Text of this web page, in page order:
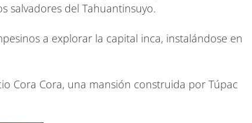
salvadores del Tahuantinsuyo.
a explorar la capital inca, instalándose en
Cora Cora, una mansión construida por Túpac